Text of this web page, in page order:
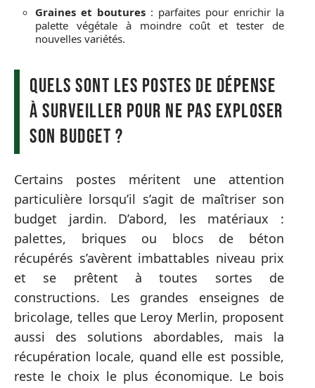
Graines et boutures : parfaites pour enrichir la
palette végétale à moindre coût et tester de
nouvelles variétés.
Quels sont les postes de dépense
à surveiller pour ne pas exploser
son budget ?
Certains postes méritent une attention
particulière lorsqu’il s’agit de maîtriser son
budget jardin. D’abord, les matériaux :
palettes, briques ou blocs de béton
récupérés s’avèrent imbattables niveau prix
et se prêtent à toutes sortes de
constructions. Les grandes enseignes de
bricolage, telles que Leroy Merlin, proposent
aussi des solutions abordables, mais la
récupération locale, quand elle est possible,
reste le choix le plus économique. Le bois